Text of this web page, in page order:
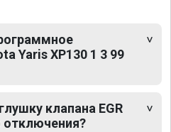
Yaris XP130 1 3 99
клапана EGR
отключения?